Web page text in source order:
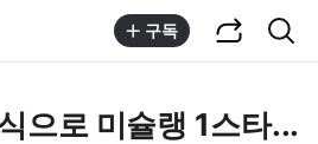
구독
으로 미슐랭 1스타...